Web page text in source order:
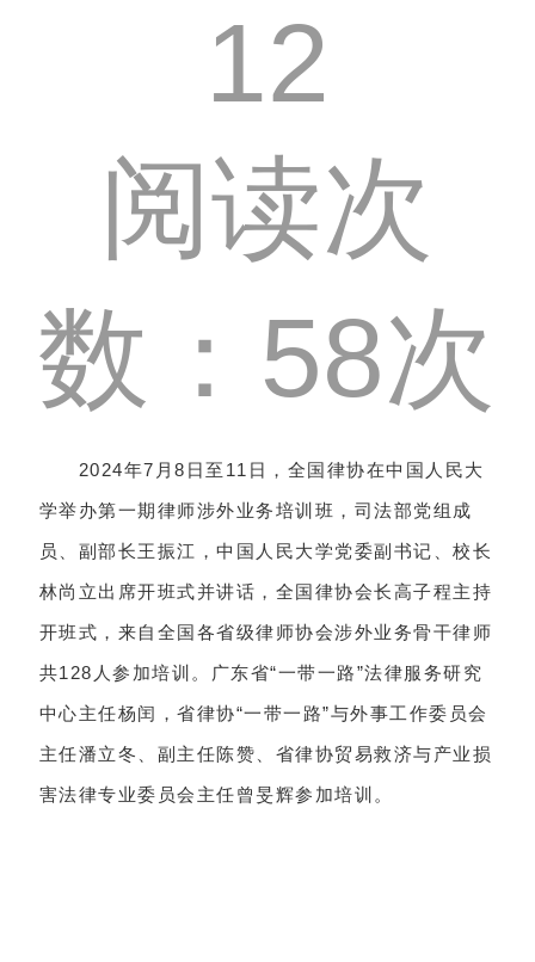
12
阅读次
数：58次
2024年7月8日至11日，全国律协在中国人民大
学举办第一期律师涉外业务培训班，司法部党组成
员、副部长王振江，中国人民大学党委副书记、校长
林尚立出席开班式并讲话，全国律协会长高子程主持
开班式，来自全国各省级律师协会涉外业务骨干律师
共128人参加培训。广东省“一带一路”法律服务研究
中心主任杨闰，省律协“一带一路”与外事工作委员会
主任潘立冬、副主任陈赞、省律协贸易救济与产业损
害法律专业委员会主任曾旻辉参加培训。